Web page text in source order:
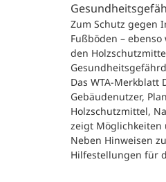
Zum Schutz gegen
Fußböden –
den
Das WTA-
Gebäudenutzer,
Holzschutzmittel,
zeigt Möglichkeiten
Neben Hinweisen
Hilfestellungen für